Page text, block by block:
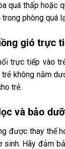
quá thấp hoặc
phòng quá
gió trực
trực tiếp vào
không nằm
trẻ.
và bảo
được thay thế
sinh. Hãy đảm